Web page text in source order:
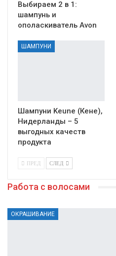
Выбираем 2 в 1:
шампунь и
ополаскиватель Avon
ШАМПУНИ
Шампуни Keune (Кене),
Нидерланды – 5
выгодных качеств
продукта
ПРЕД СЛЕД
Работа с волосами
ОКРАШИВАНИЕ